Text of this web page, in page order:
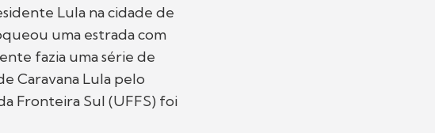
Lula na cidade de
uma estrada com
fazia uma série de
Caravana Lula pelo
Fronteira Sul (UFFS) foi